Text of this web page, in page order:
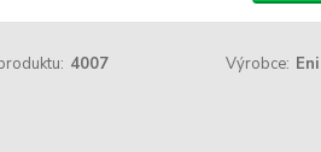
4007 Výrobce: Eni